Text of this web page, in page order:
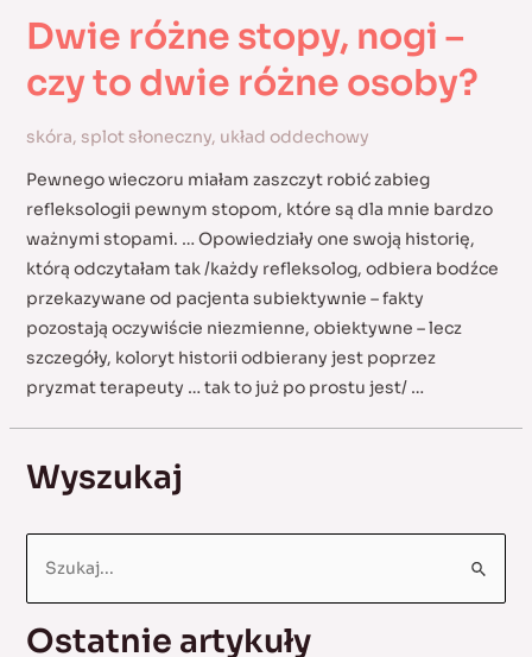
Dwie różne stopy, nogi –
czy to dwie różne osoby?
skóra, splot słoneczny, układ oddechowy
Pewnego wieczoru miałam zaszczyt robić zabieg
refleksologii pewnym stopom, które są dla mnie bardzo
ważnymi stopami. … Opowiedziały one swoją historię,
którą odczytałam tak /każdy refleksolog, odbiera bodźce
przekazywane od pacjenta subiektywnie – fakty
pozostają oczywiście niezmienne, obiektywne – lecz
szczegóły, koloryt historii odbierany jest poprzez
pryzmat terapeuty … tak to już po prostu jest/ …
Wyszukaj
rOstatnie artykuły